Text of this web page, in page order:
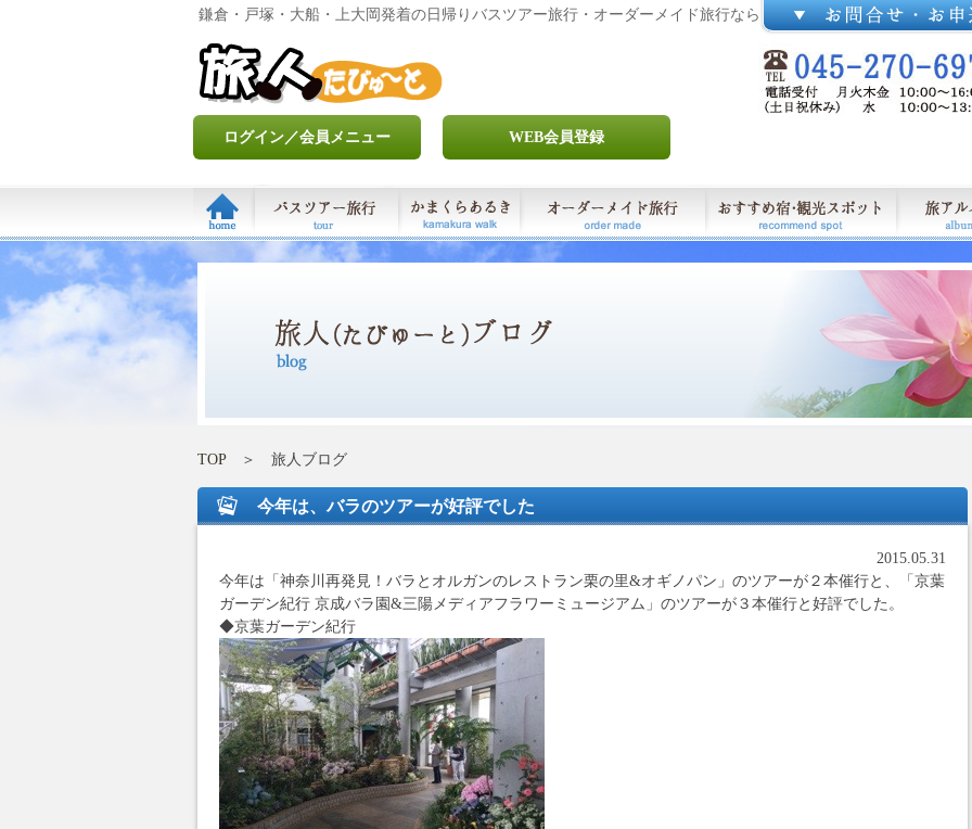
鎌倉・戸塚・大船・上大岡発着の日帰りバスツアー旅行・オーダーメイド旅行なら
ログイン／会員メニュー WEB会員登録
TOP＞ 旅人ブログ
今年は、バラのツアーが好評でした
2015.05.31
今年は「神奈川再発見！バラとオルガンのレストラン栗の里&オギノパン」のツアーが２本催行と、「京葉
ガーデン紀行 京成バラ園&三陽メディアフラワーミュージアム」のツアーが３本催行と好評でした。
◆京葉ガーデン紀行